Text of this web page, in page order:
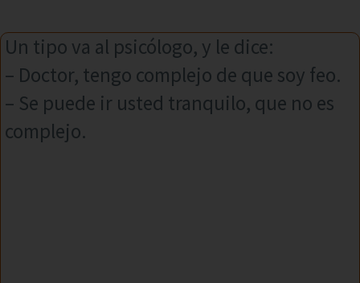
Un tipo va al psicólogo, y le dice:
– Doctor, tengo complejo de que soy feo.
– Se puede ir usted tranquilo, que no es
complejo.